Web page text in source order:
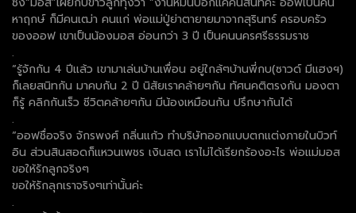
หาฤกษ์ ก็มีคนเฒ่า คนแก่ พ่อแม่ปู่ย่าตายายมาจากสุรินทร์ ครอบครัว
ของออฟ เขาเป็นน้องมอส อ่อนกว่า 3 ปี เป็นคนนครศรีธรรมราช
.
“รู้จักกัน 4 ปีแล้ว เขามาเล่นบ้านเพื่อน อยู่ใกล้ๆบ้านพี่กบ(ซาวด์ มีแฮงฯ)
ก็เลยสนิทกัน มาคบกัน 2 ปี นิสัยเราคล้ายๆกัน ทัศนคติตรงกัน มองตา
ก็รู้ คลิกกันเร็ว ชีวิตคล้ายๆกัน มีน้องเหมือนกัน ปรึกษากันได้
.
“ออฟชื่อจริง จักรพงศ์ กลิ่นแก้ว ทำบริษัทออกแบบตกแต่งภายในบิวท์
อิน ส่วนสินสอดก็แหวนเพชร เงินสด เราไม่ได้เรียกร้องอะไร พ่อแม่มอส
ขอให้รักลูกจริงๆ
ขอให้รักลุกเราจริงๆเท่านั้นค่ะ
.